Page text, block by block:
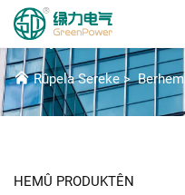
Berhem
کلیدی چینی
Rûpela Sereke>Berhem
HEMÛ PRODUKTÊN